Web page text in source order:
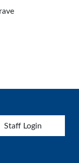
menu
Staff Login